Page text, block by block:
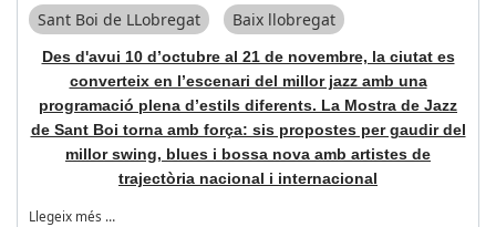
Sant Boi de LLobregat Baix llobregat
Des d'avui 10 d’octubre al 21 de novembre, la ciutat es
converteix en l’escenari del millor jazz amb una
programació plena d’estils diferents. La Mostra de Jazz
de Sant Boi torna amb força: sis propostes per gaudir del
millor swing, blues i bossa nova amb artistes de
trajectòria nacional i internacional
Llegeix més …